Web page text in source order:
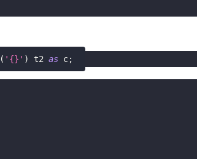
( '{}' ) t2 as c;